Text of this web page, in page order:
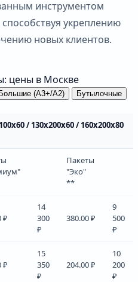
инструментом
укреплению
новых клиентов.
цены в Москве
Большие (А3+/А2)
Бутылочные
/ 130х200х60 / 160х200х80
Пакеты
"Эко"
**
₽
14
300
₽
380.00 ₽
9
500
₽
₽
15
350
₽
204.00 ₽
10
200
₽